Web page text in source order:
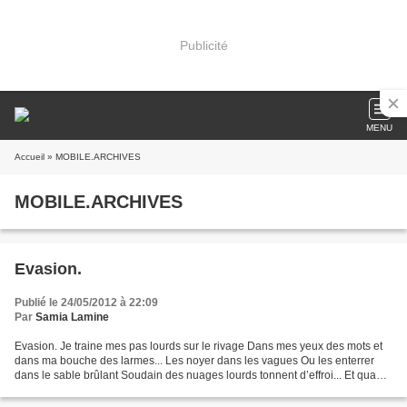
Publicité
MENU
Accueil » MOBILE.ARCHIVES
MOBILE.ARCHIVES
Evasion.
Publié le 24/05/2012 à 22:09
Par Samia Lamine
Evasion. Je traine mes pas lourds sur le rivage Dans mes yeux des mots et
dans ma bouche des larmes... Les noyer dans les vagues Ou les enterrer
dans le sable brûlant Soudain des nuages lourds tonnent d’effroi... Et quand